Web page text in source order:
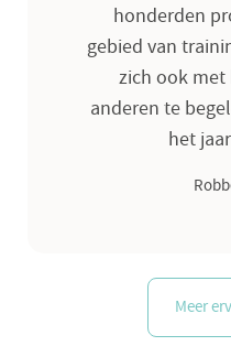
honderden
gebied van
zich ook
anderen te
het
Meer